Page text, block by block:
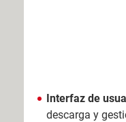
Interfaz de
descarga y